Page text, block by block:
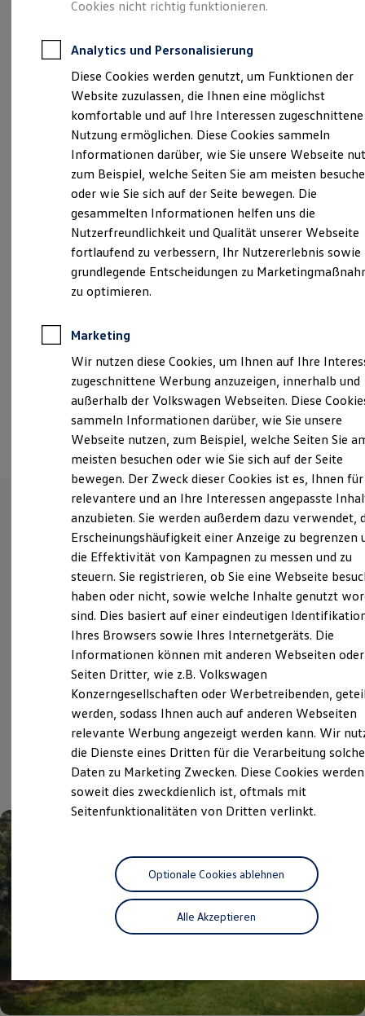
Aktionen & Angebote
Für Gewerbekunden
Profi Paket
TopDeal
Gebrauchtwagen
ProfiPartner für Gebrauchtwagen
Zertifizierte Gebrauchtwagen
Finanzierung
Für Privatkunden
Für Gewerbekunden
Leasing
Für Privatkunden
Für Gewerbekunden
Versicherungen & Garantien
Garantien
Kfz-Versicherung für Nutzfahrzeuge
Restschuldversicherung
Wartungsverträge
Besitzer & Service
Sommer-Special
Reparatur, Pflege & Inspektion
Servicetermin anfragen
Service-Vorteile bei Volkswagen Nutzfahrzeuge
Economy Service
Räder & Reifen Service
Ersatzfahrzeuge
Notdienst und Pannenhilfe
Software, Konnektivität & Apps
California App
VW Connect für Ihren ID. Buzz
VW Connect für Ihren Transporter/Caravelle
VW Connect für Ihren Amarok
VW Connect für andere Modelle
Connect Pro
Fleet Interface Data
Multistop Pathfinder
Übersicht Software Updates
Hilfreiches für Besitzer
Fahrerassistenz- und Sicherheitssysteme
Kontrollleuchten
Kurzfahrprofile und Ölverdünnung
Batterieverordnung
XTL-Dieselkraftstoff
Ersatzteile und Betriebsflüssigkeiten
Original Zubehör und Lifestyle Produkte
myVolkswagen Business
Elektrisch & Autonom
Elektro - & Hybridfahrzeuge
Klimafreundlicher Strom
Ladezeitensimulator
Ladelösungen für Privatkunden
Ladelösungen für Gewerbekunden
Wallbox und Ladekabel
Bidirektionales Laden
Förderung & Kosten der Elektrofahrzeuge
Kostensimulator
Autonomes Fahren
Mehr zum ID. Buzz
Verantwortlich für die Inhalte auf dieser Seite ist die Willi Krämer
Impressum & Rechtliches)
Lichtenberger Straße 66, 64401 Groß-Bieberau
autohaus.kraemer@willi-kraemer.de
+49 6162 93140
Montag-Freitag 05:45-20:30 Uhr
Samstag
07:00 -12:30 Uhr
Ansprechpartner
Termin vereinbaren
Unsere Leistungenim
Überblick
Service
Volkswagen Economy
Service
Aktuelle Highlights
und Angebote
Cookies nicht richtig funktionieren.
Analytics und Personalisierung
Diese Cookies werden genutzt, um Funktionen der
Website zuzulassen, die Ihnen eine möglichst
komfortable und auf Ihre Interessen zugeschnittene
Nutzung ermöglichen. Diese Cookies sammeln
Informationen darüber, wie Sie unsere Webseite
zum Beispiel, welche Seiten Sie am meisten
oder wie Sie sich auf der Seite bewegen. Die
gesammelten Informationen helfen uns die
Nutzerfreundlichkeit und Qualität unserer Webseite
fortlaufend zu verbessern, Ihr Nutzererlebnis sowie
grundlegende Entscheidungen zu
zu optimieren.
Marketing
Wir nutzen diese Cookies, um Ihnen auf Ihre
zugeschnittene Werbung anzuzeigen, innerhalb und
außerhalb der Volkswagen Webseiten. Diese
sammeln Informationen darüber, wie Sie unsere
Webseite nutzen, zum Beispiel, welche Seiten Sie
meisten besuchen oder wie Sie sich auf der Seite
bewegen. Der Zweck dieser Cookies ist es, Ihnen für
relevantere und an Ihre Interessen angepasste
anzubieten. Sie werden außerdem dazu verwendet,
Erscheinungshäufigkeit einer Anzeige zu begrenzen
die Effektivität von Kampagnen zu messen und zu
steuern. Sie registrieren, ob Sie eine Webseite
haben oder nicht, sowie welche Inhalte genutzt
sind. Dies basiert auf einer eindeutigen
Ihres Browsers sowie Ihres Internetgeräts. Die
Informationen können mit anderen Webseiten oder
Seiten Dritter, wie z.B. Volkswagen
Konzerngesellschaften oder Werbetreibenden,
werden, sodass Ihnen auch auf anderen Webseiten
relevante Werbung angezeigt werden kann. Wir
die Dienste eines Dritten für die Verarbeitung
Daten zu Marketing Zwecken. Diese Cookies
soweit dies zweckdienlich ist, oftmals mit
Seitenfunktionalitäten von Dritten verlinkt.
Alle Akzeptieren
Optionale Cookies ablehnen